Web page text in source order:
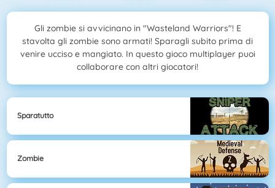
Gli zombie si avvicinano in "Wasteland Warriors"! E
stavolta gli zombie sono armati! Sparagli subito prima di
venire ucciso e mangiato. In questo gioco multiplayer puoi
collaborare con altri giocatori!
Sparatutto
Zombie